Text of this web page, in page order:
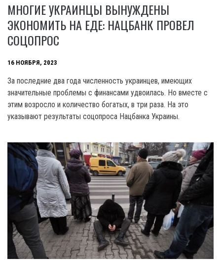
МНОГИЕ УКРАИНЦЫ ВЫНУЖДЕНЫ
ЭКОНОМИТЬ НА ЕДЕ: НАЦБАНК ПРОВЕЛ
СОЦОПРОС
16 НОЯБРЯ, 2023
За последние два года численность украинцев, имеющих
значительные проблемы с финансами удвоилась. Но вместе с
этим возросло и количество богатых, в три раза. На это
указывают результаты соцопроса Нацбанка Украины.